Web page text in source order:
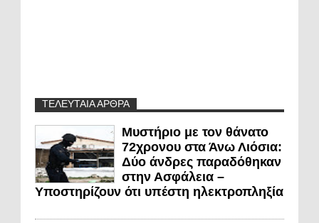
ΤΕΛΕΥΤΑΙΑ ΑΡΘΡΑ
Μυστήριο με τον θάνατο
72χρονου στα Άνω Λιόσια:
Δύο άνδρες παραδόθηκαν
στην Ασφάλεια –
Υποστηρίζουν ότι υπέστη ηλεκτροπληξία